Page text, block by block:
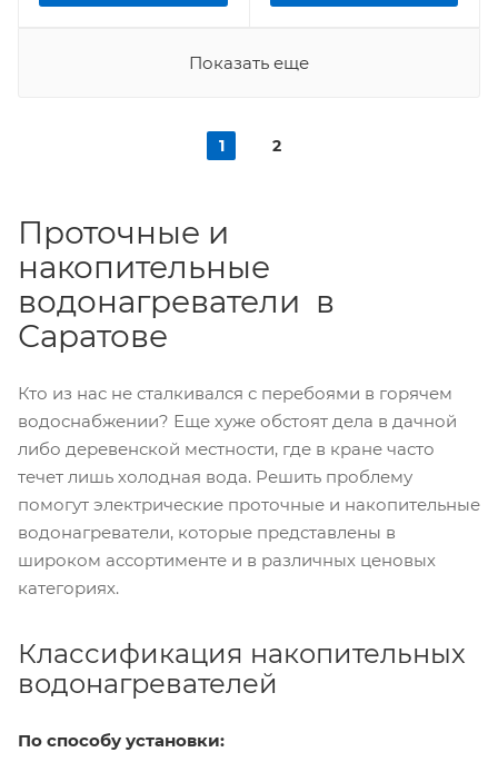
Показать еще
1 2
Проточные и
накопительные
водонагреватели в
Саратове
Кто из нас не сталкивался с перебоями в горячем
водоснабжении? Еще хуже обстоят дела в дачной
либо деревенской местности, где в кране часто
течет лишь холодная вода. Решить проблему
помогут электрические проточные и накопительные
водонагреватели, которые представлены в
широком ассортименте и в различных ценовых
категориях.
Классификация накопительных
водонагревателей
По способу установки: